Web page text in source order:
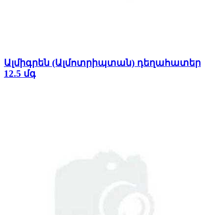
Ալմիգրեն (Ալմոտրիպտան) դեղահատեր
12.5 մգ